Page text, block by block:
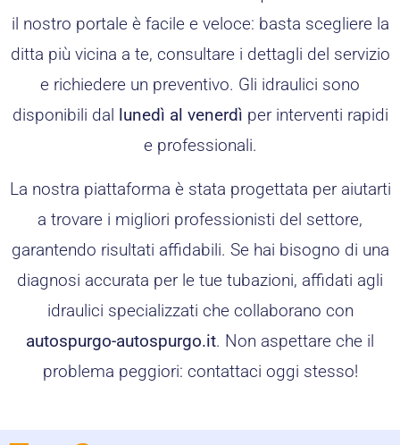
il nostro portale è facile e veloce: basta scegliere la
ditta più vicina a te, consultare i dettagli del servizio
e richiedere un preventivo. Gli idraulici sono
disponibili dal lunedì al venerdì per interventi rapidi
e professionali.
La nostra piattaforma è stata progettata per aiutarti
a trovare i migliori professionisti del settore,
garantendo risultati affidabili. Se hai bisogno di una
diagnosi accurata per le tue tubazioni, affidati agli
idraulici specializzati che collaborano con
autospurgo-autospurgo.it. Non aspettare che il
problema peggiori: contattaci oggi stesso!